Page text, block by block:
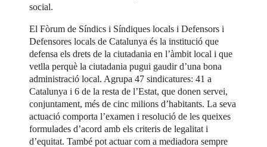
social.
El Fòrum de Síndics i Síndiques locals i Defensors i
Defensores locals de Catalunya és la institució que
defensa els drets de la ciutadania en l’àmbit local i que
vetlla perquè la ciutadania pugui gaudir d’una bona
administració local. Agrupa 47 sindicatures: 41 a
Catalunya i 6 de la resta de l’Estat, que donen servei,
conjuntament, més de cinc milions d’habitants. La seva
actuació comporta l’examen i resolució de les queixes
formulades d’acord amb els criteris de legalitat i
d’equitat. També pot actuar com a mediadora sempre